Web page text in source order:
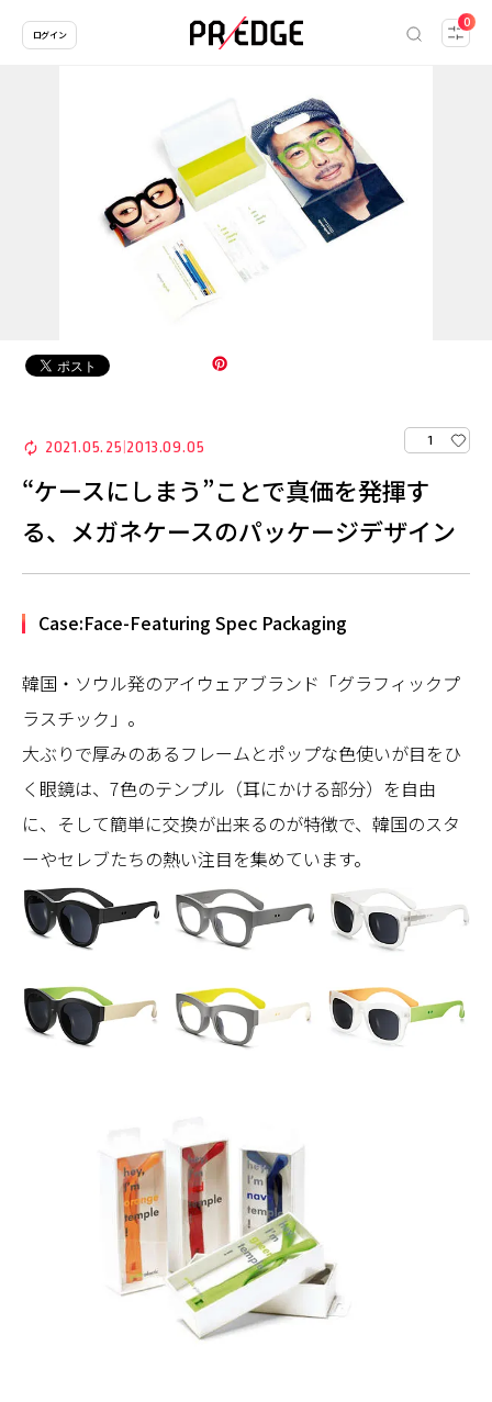
0
ログイン
2021.05.25 2013.09.05 1
“ケースにしまう”ことで真価を発揮す
る、メガネケースのパッケージデザイン
Case:Face-Featuring Spec Packaging
韓国・ソウル発のアイウェアブランド「グラフィックプ
ラスチック」。
大ぶりで厚みのあるフレームとポップな色使いが目をひ
く眼鏡は、7色のテンプル（耳にかける部分）を自由
に、そして簡単に交換が出来るのが特徴で、韓国のスタ
ーやセレブたちの熱い注目を集めています。